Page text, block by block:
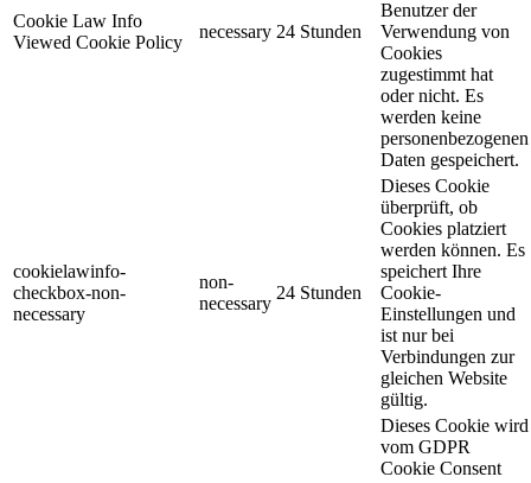
Cookie Law Info
Viewed Cookie Policy
necessary 24 Stunden
Benutzer der
Verwendung von
Cookies
zugestimmt hat
oder nicht. Es
werden keine
personenbezogenen
Daten gespeichert.
cookielawinfo-
checkbox-non-
necessary
non-
necessary
24 Stunden
Dieses Cookie
überprüft, ob
Cookies platziert
werden können. Es
speichert Ihre
Cookie-
Einstellungen und
ist nur bei
Verbindungen zur
gleichen Website
gültig.
Dieses Cookie wird
vom GDPR
Cookie Consent